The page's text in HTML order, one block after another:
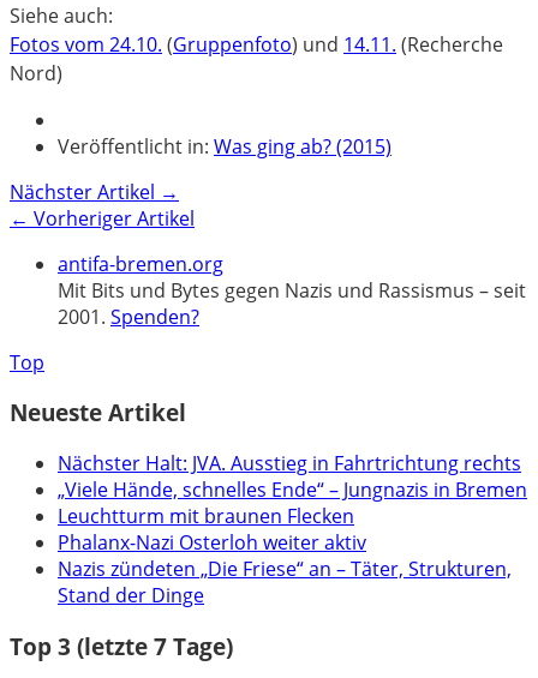
Siehe auch:
Fotos vom 24.10. (Gruppenfoto) und 14.11. (Recherche
Nord)
Veröffentlicht in: Was ging ab? (2015)
Nächster Artikel →
← Vorheriger Artikel
antifa-bremen.org
Mit Bits und Bytes gegen Nazis und Rassismus – seit
2001. Spenden?
Top
Neueste Artikel
Nächster Halt: JVA. Ausstieg in Fahrtrichtung rechts
„Viele Hände, schnelles Ende“ – Jungnazis in Bremen
Leuchtturm mit braunen Flecken
Phalanx-Nazi Osterloh weiter aktiv
Nazis zündeten „Die Friese“ an – Täter, Strukturen,
Stand der Dinge
Top 3 (letzte 7 Tage)